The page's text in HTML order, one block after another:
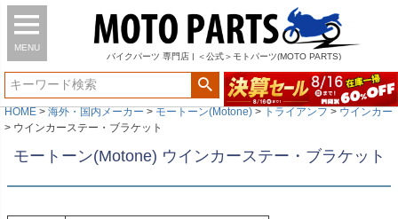
MENU
バイク パーツ 専門店 | ＜公式＞モトパーツ(MOTO PARTS)
HOME 海外・国内メーカー モートーン(Motone) トライアンフ
ウインカー
ウインカーステー・ブラケット
モートーン(Motone) ウインカーステー・ブラケット